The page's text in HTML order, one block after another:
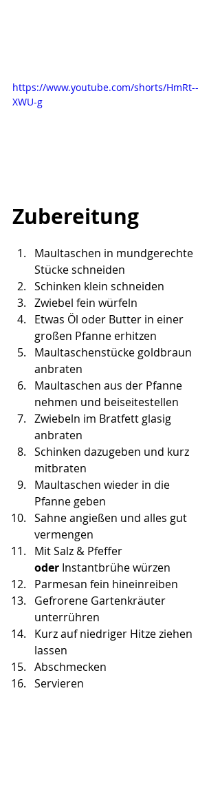
https://www.youtube.com/shorts/HmRt--
XWU-g
Zubereitung
Maultaschen in mundgerechte
Stücke schneiden
Schinken klein schneiden
Zwiebel fein würfeln
Etwas Öl oder Butter in einer
großen Pfanne erhitzen
Maultaschenstücke goldbraun
anbraten
Maultaschen aus der Pfanne
nehmen und beiseitestellen
Zwiebeln im Bratfett glasig
anbraten
Schinken dazugeben und kurz
mitbraten
Maultaschen wieder in die
Pfanne geben
Sahne angießen und alles gut
vermengen
Mit Salz & Pfeffer
oder Instantbrühe würzen
Parmesan fein hineinreiben
Gefrorene Gartenkräuter
unterrühren
Kurz auf niedriger Hitze ziehen
lassen
Abschmecken
Servieren